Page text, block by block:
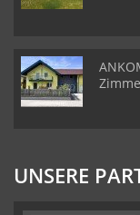
UNSERE